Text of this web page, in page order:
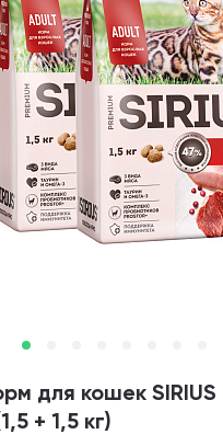
для кошек
+ 1,5 кг)